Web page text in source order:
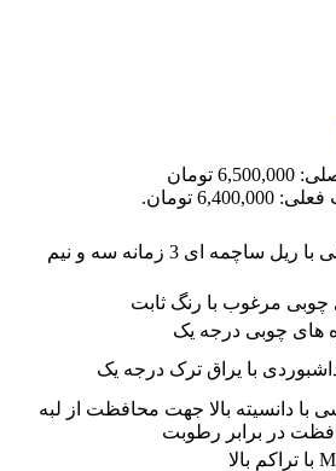
قیمت اصلی: 6,500,000 تومان
تومان.
دارای کشو ریلی با ریل ساچمه ای 3 زمانه سه و نیم
چوبی مرغوب با رنگ ثابت
های چوبی درجه یک
با دانسیته بالا جهت محافظت از لبه
در برابر رطوبت